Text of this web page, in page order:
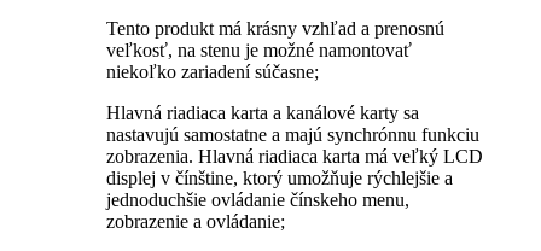
Tento produkt má krásny vzhľad a prenosnú
veľkosť, na stenu je možné namontovať
niekoľko zariadení súčasne;
Hlavná riadiaca karta a kanálové karty sa
nastavujú samostatne a majú synchrónnu funkciu
zobrazenia. Hlavná riadiaca karta má veľký LCD
displej v čínštine, ktorý umožňuje rýchlejšie a
jednoduchšie ovládanie čínskeho menu,
zobrazenie a ovládanie;